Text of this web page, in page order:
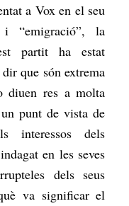
a Vox en el seu
i “emigració”, la
partit ha estat
que són extrema
diuen res a molta
punt de vista de
interessos dels
en les seves
dels seus
va significar el